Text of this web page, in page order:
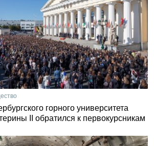
горного университета
II обратился к первокурсникам